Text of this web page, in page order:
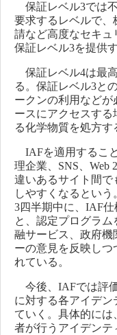
保証レベル3では
要求するレベルで、
請など高度なセキュ
保証レベル3を提供
保証レベル4は最
る。保証レベル3と
ークンの利用など
ースにアクセスす
る化学物質を処方す
IAFを適用するこ
理企業、SNS、Web
違いあるサイト間で
しやすくなるとい
3四半期中に、IAF
と、認定プログラ
融サービス、政府
ーの意見を反映しつ
れている。
今後、IAFでは評
に対する各アイデン
ていく。具体的に
者が行うアイデン